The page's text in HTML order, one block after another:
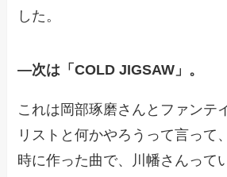
した。
―次は「COLD JIGSAW」。
これは岡部琢磨さんとファンテ
リストと何かやろうって言って
時に作った曲で、川幡さんって